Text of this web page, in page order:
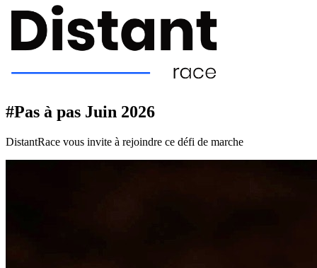
#Pas à pas Juin 2026
DistantRace vous invite à rejoindre ce défi de marche